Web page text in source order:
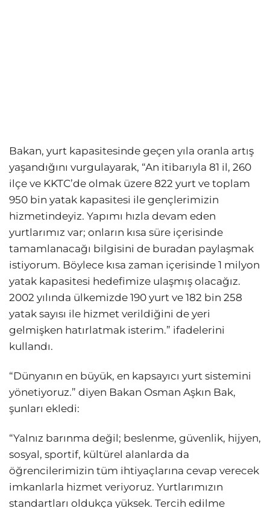
Bakan, yurt kapasitesinde geçen yıla oranla artış
yaşandığını vurgulayarak, “An itibarıyla 81 il, 260
ilçe ve KKTC’de olmak üzere 822 yurt ve toplam
950 bin yatak kapasitesi ile gençlerimizin
hizmetindeyiz. Yapımı hızla devam eden
yurtlarımız var; onların kısa süre içerisinde
tamamlanacağı bilgisini de buradan paylaşmak
istiyorum. Böylece kısa zaman içerisinde 1 milyon
yatak kapasitesi hedefimize ulaşmış olacağız.
2002 yılında ülkemizde 190 yurt ve 182 bin 258
yatak sayısı ile hizmet verildiğini de yeri
gelmişken hatırlatmak isterim.” ifadelerini
kullandı.
“Dünyanın en büyük, en kapsayıcı yurt sistemini
yönetiyoruz.” diyen Bakan Osman Aşkın Bak,
şunları ekledi:
“Yalnız barınma değil; beslenme, güvenlik, hijyen,
sosyal, sportif, kültürel alanlarda da
öğrencilerimizin tüm ihtiyaçlarına cevap verecek
imkanlarla hizmet veriyoruz. Yurtlarımızın
standartları oldukça yüksek. Tercih edilme